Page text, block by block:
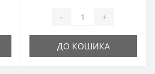
- +
ДО КОШИКА